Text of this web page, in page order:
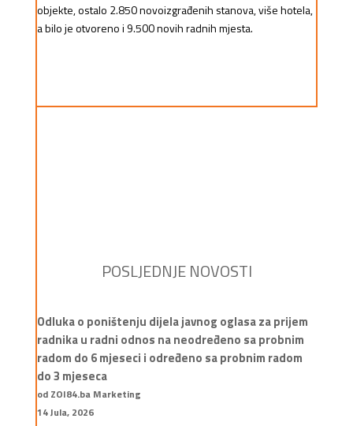
objekte, ostalo 2.850 novoizgrađenih stanova, više hotela,
a bilo je otvoreno i 9.500 novih radnih mjesta.
POSLJEDNJE NOVOSTI
Odluka o poništenju dijela javnog oglasa za prijem
radnika u radni odnos na neodređeno sa probnim
radom do 6 mjeseci i određeno sa probnim radom
do 3 mjeseca
od ZOI84.ba Marketing
14 Jula, 2026